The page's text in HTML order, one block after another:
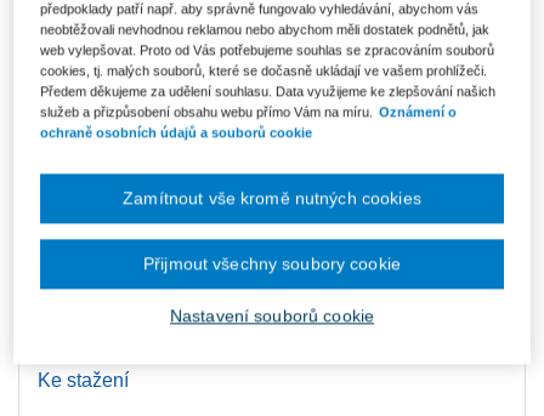
425 Kč
Ušetříte 74 Kč
DMOC 499 Kč
Tištěná kniha
Skladem - expedice do 2 pracovních dnů
361 Kč
E-kniha Smarteca
Připravujeme
Upozorňujeme, že v období od 1.8. do 21.8. z technických
důvodů nemůžeme vystavovat daňové doklady. Budou vám
zaslány dodatečně e-mailem.
ks Vložit do košíku
Ke stažení
předpoklady patří např. aby správně fungovalo vyhledávání, abychom vás
neobtěžovali nevhodnou reklamou nebo abychom měli dostatek podnětů, jak
web vylepšovat. Proto od Vás potřebujeme souhlas se zpracováním souborů
cookies, tj. malých souborů, které se dočasně ukládají ve vašem prohlížeči.
Předem děkujeme za udělení souhlasu. Data využijeme ke zlepšování našich
služeb a přizpůsobení obsahu webu přímo Vám na míru.
Oznámení o
ochraně osobních údajů a souborů cookie
Nastavení souborů cookie
Zamítnout vše kromě nutných cookies
Přijmout všechny soubory cookie